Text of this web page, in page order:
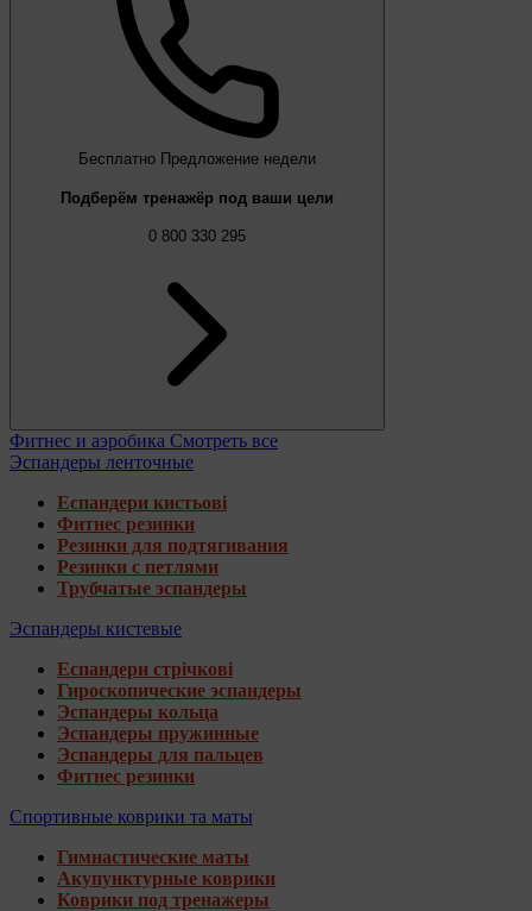
Бесплатно Предложение недели
Подберём тренажёр под ваши цели
0 800 330 295
Фитнес и аэробика Смотреть все
Эспандеры ленточные
Еспандери кистьові
Фитнес резинки
Резинки для подтягивания
Резинки с петлями
Трубчатые эспандеры
Эспандеры кистевые
Еспандери стрічкові
Гироскопические эспандеры
Эспандеры кольца
Эспандеры пружинные
Эспандеры для пальцев
Фитнес резинки
Спортивные коврики та маты
Гимнастические маты
Акупунктурные коврики
Коврики под тренажеры